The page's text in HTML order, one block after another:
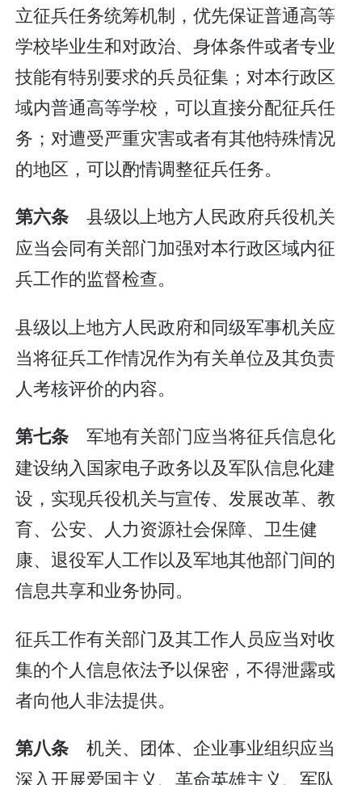
立征兵任务统筹机制，优先保证普通高等
学校毕业生和对政治、身体条件或者专业
技能有特别要求的兵员征集；对本行政区
域内普通高等学校，可以直接分配征兵任
务；对遭受严重灾害或者有其他特殊情况
的地区，可以酌情调整征兵任务。
第六条 县级以上地方人民政府兵役机关
应当会同有关部门加强对本行政区域内征
兵工作的监督检查。
县级以上地方人民政府和同级军事机关应
当将征兵工作情况作为有关单位及其负责
人考核评价的内容。
第七条 军地有关部门应当将征兵信息化
建设纳入国家电子政务以及军队信息化建
设，实现兵役机关与宣传、发展改革、教
育、公安、人力资源社会保障、卫生健
康、退役军人工作以及军地其他部门间的
信息共享和业务协同。
征兵工作有关部门及其工作人员应当对收
集的个人信息依法予以保密，不得泄露或
者向他人非法提供。
第八条 机关、团体、企业事业组织应当
深入开展爱国主义、革命英雄主义、军队